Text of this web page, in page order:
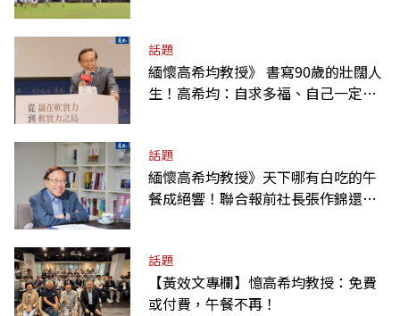
話題
緬懷高希均教授》 書寫90歲的壯闊人
生！高希均：自求多福、自己一定要
話題
緬懷高希均教授》天下哪有白吃的午
餐成絕響！聯合報前社長張作錦還原
話題
【黃效文專欄】憶高希均教授：免費
或付費，午餐不再！